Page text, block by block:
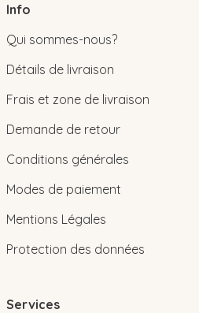
Info
Qui sommes-nous?
Détails de livraison
Frais et zone de livraison
Demande de retour
Conditions générales
Modes de paiement
Mentions Légales
Protection des données
Services